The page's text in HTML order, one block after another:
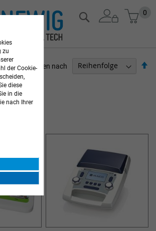
Zum
Inhalt
0
Suche
Sortieren nach
zu
der Cookie-
diese
in die
nach Ihrer